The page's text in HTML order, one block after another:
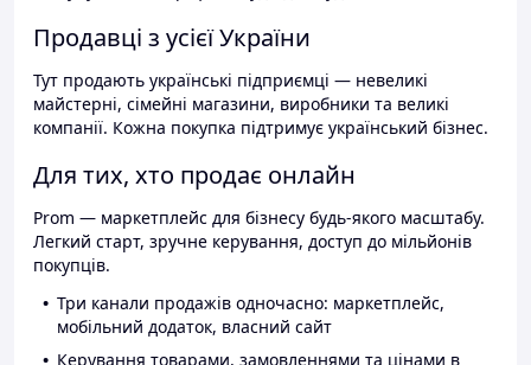
Продавці з усієї України
Тут продають українські підприємці — невеликі
майстерні, сімейні магазини, виробники та великі
компанії. Кожна покупка підтримує український бізнес.
Для тих, хто продає онлайн
Prom — маркетплейс для бізнесу будь-якого масштабу.
Легкий старт, зручне керування, доступ до мільйонів
покупців.
Три канали продажів одночасно: маркетплейс,
мобільний додаток, власний сайт
Керування товарами, замовленнями та цінами в